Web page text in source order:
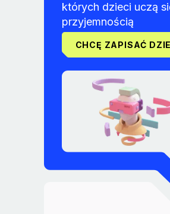
których dzieci uczą
przyjemnością
CHCĘ ZAPISAĆ